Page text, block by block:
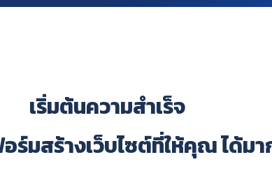
เริ่มต้นความสำเร็จ
มสร้างเว็บไซต์ที่ให้คุณ ได้มา